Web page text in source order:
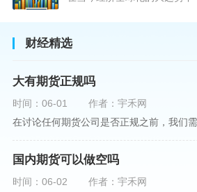
财经精选
大有期货正规吗
时间：06-01
作者：宇禾网
国内期货可以做空吗
时间：06-02
作者：宇禾网